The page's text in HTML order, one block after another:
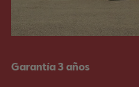
Garantía 3 años